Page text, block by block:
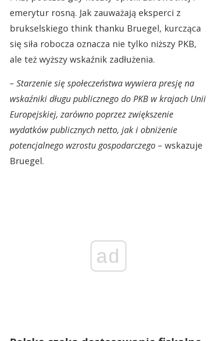
emerytur rosną. Jak zauważają eksperci z
brukselskiego think thanku Bruegel, kurcząca
się siła robocza oznacza nie tylko niższy PKB,
ale też wyższy wskaźnik zadłużenia.
– Starzenie się społeczeństwa wywiera presję na
wskaźniki długu publicznego do PKB w krajach Unii
Europejskiej, zarówno poprzez zwiększenie
wydatków publicznych netto, jak i obniżenie
potencjalnego wzrostu gospodarczego – wskazuje
Bruegel.
ad